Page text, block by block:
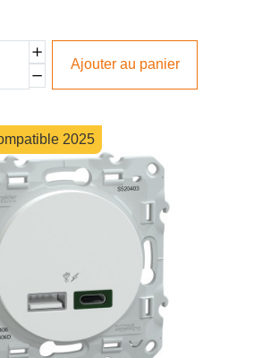
Ajouter au panier
2025